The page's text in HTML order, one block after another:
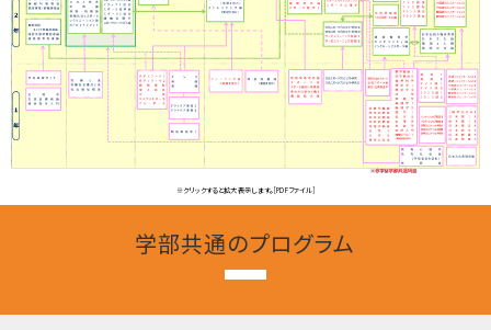
※クリックすると拡大表示します。[PDFファイル]
学部共通のプログラム